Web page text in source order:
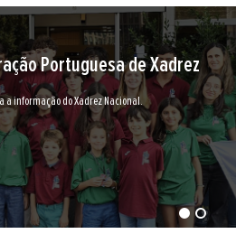
Portuguesa de Xadrez
a informação do Xadrez Nacional.